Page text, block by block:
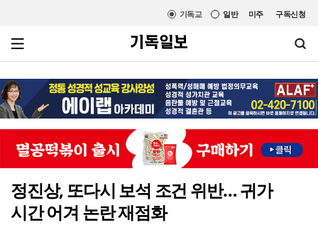
미주 구독신청
일반
기독교
정진상, 또다시 보석 조건 위반… 귀가
시간 어겨 논란 재점화